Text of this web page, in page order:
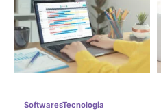
SoftwaresTecnologia